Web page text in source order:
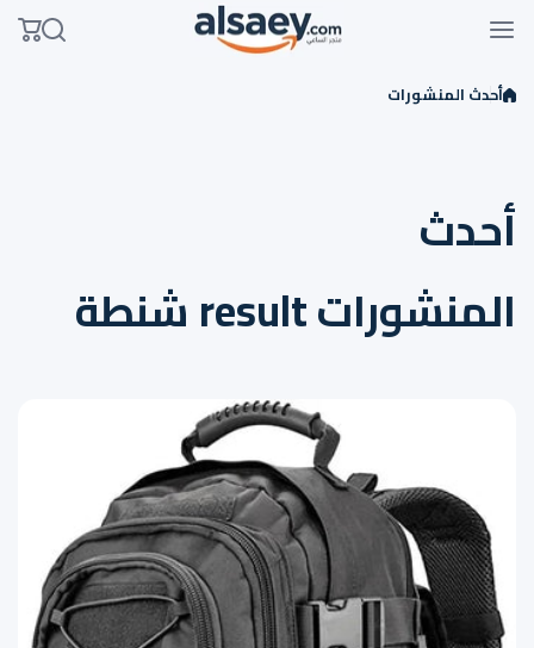
Skip to content
أحدث المنشورات
أحدث
المنشورات result شنطة